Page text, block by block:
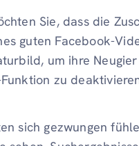
Sie, dass die
guten Facebook-
um ihre
zu
sich gezwungen